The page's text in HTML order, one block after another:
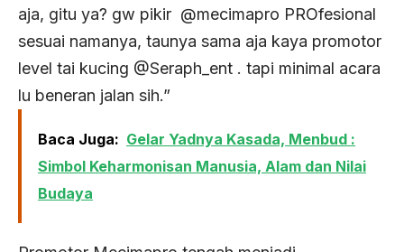
aja, gitu ya? gw pikir @mecimapro PROfesional
sesuai namanya, taunya sama aja kaya promotor
level tai kucing @Seraph_ent . tapi minimal acara
lu beneran jalan sih.”
Baca Juga: Gelar Yadnya Kasada, Menbud :
Simbol Keharmonisan Manusia, Alam dan Nilai
Budaya